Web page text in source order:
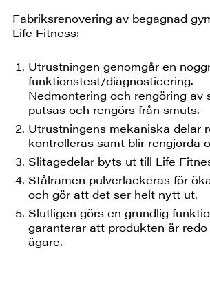
Fabriksrenovering av begagnad
Life Fitness:
Utrustningen genomgår en
funktionstest/diagnosticering.
Nedmontering och rengöring av
putsas och rengörs från smuts.
Utrustningens mekaniska delar
kontrolleras samt blir rengjorda
Slitagedelar byts ut till Life
Stålramen pulverlackeras för
och gör att det ser helt nytt ut.
Slutligen görs en grundlig
garanterar att produkten är
ägare.